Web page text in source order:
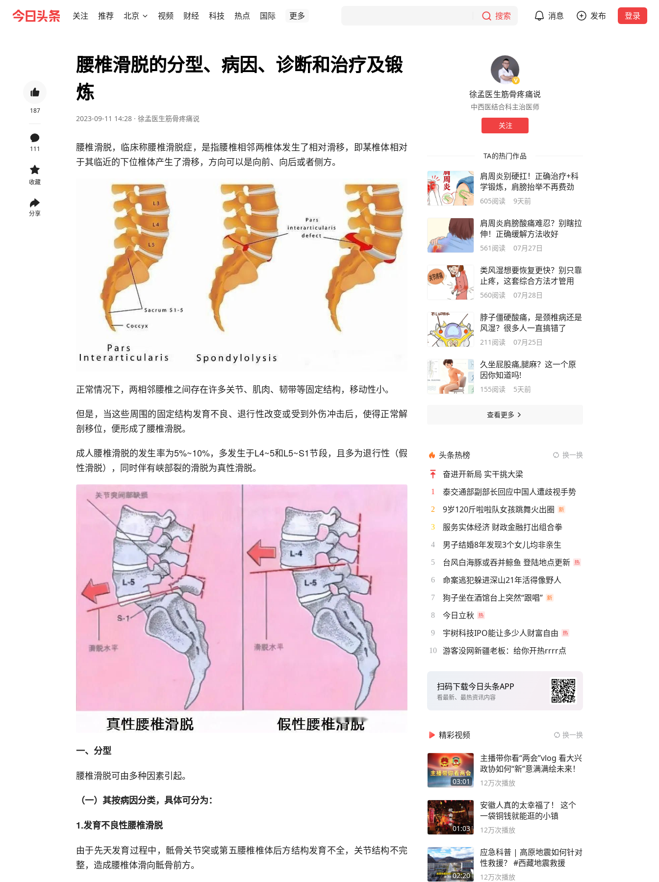
关注 推荐 北京 视频 财经 科技 热点 国际 更多 搜索 消息 发布 登录
187
111
收藏
分享
腰椎滑脱的分型、病因、诊断和治疗及锻
炼
2023-09-11 14:28 · 徐孟医生筋骨疼痛说
腰椎滑脱，临床称腰椎滑脱症，是指腰椎相邻两椎体发生了相对滑移，即某椎体相对
于其临近的下位椎体产生了滑移，方向可以是向前、向后或者侧方。
正常情况下，两相邻腰椎之间存在许多关节、肌肉、韧带等固定结构，移动性小。
但是，当这些周围的固定结构发育不良、退行性改变或受到外伤冲击后，使得正常解
剖移位，便形成了腰椎滑脱。
成人腰椎滑脱的发生率为5%~10%，多发生于L4~5和L5~S1节段，且多为退行性（假
性滑脱），同时伴有峡部裂的滑脱为真性滑脱。
一、分型
腰椎滑脱可由多种因素引起。
（一）其按病因分类，具体可分为：
1.发育不良性腰椎滑脱
由于先天发育过程中，骶骨关节突或第五腰椎椎体后方结构发育不全，关节结构不完
整，造成腰椎体滑向骶骨前方。
徐孟医生筋骨疼痛说
中西医结合科主治医师
关注
TA的热门作品
肩周炎别硬扛！正确治疗+科
学锻炼，肩膀抬举不再费劲
605阅读 9天前
肩周炎肩膀酸痛难忍？别瞎拉
伸！正确缓解方法收好
561 阅读 07月27日
类风湿想要恢复更快？别只靠
止疼，这套综合方法才管用
560阅读 07月28日
脖子僵硬酸痛，是颈椎病还是
风湿？很多人一直搞错了
211 阅读 07月25日
久坐屁股痛,腿麻？这一个原
因你知道吗!
155阅读 5天前
查看更多
头条热榜 换一换
奋进开新局 实干挑大梁
1 泰交通部副部长回应中国人遭歧视手势
2 9岁120斤啦啦队女孩跳舞火出圈
3 服务实体经济 财政金融打出组合拳
4 男子结婚8年发现3个女儿均非亲生
5 台风白海豚或吞并鲸鱼 登陆地点更新
6 命案逃犯躲进深山21年活得像野人
7 狗子坐在酒馆台上突然“跟唱”
8 今日立秋
9 宇树科技IPO能让多少人财富自由
10 游客没网新疆老板：给你开热rrrr点
扫码下载今日头条APP
看最新、最热资讯内容
精彩视频 换一换
03:01
主播带你看“两会”vlog 看大兴
政协如何“新”意满满绘未来！
12万次播放
01:03
安徽人真的太幸福了！ 这个
一袋铜钱就能逛的小镇
12万次播放
02:20
应急科普 | 高原地震如何针对
性救援？ #西藏地震救援
12万次播放